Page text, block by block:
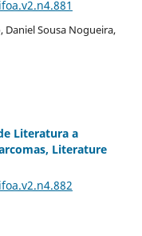
Daniel Sousa Nogueira,
Literatura a
Literature